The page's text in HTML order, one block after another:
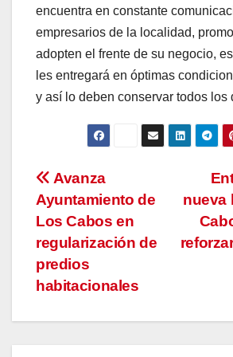
encuentra en constante
empresarios de la localidad,
adopten el frente de su negocio,
les entregará en óptimas
y así lo deben conservar todos los
Navegación
de
entradas
nueva
Avanza
Ayuntamiento de
Los Cabos en
regularización de
predios
habitacionales